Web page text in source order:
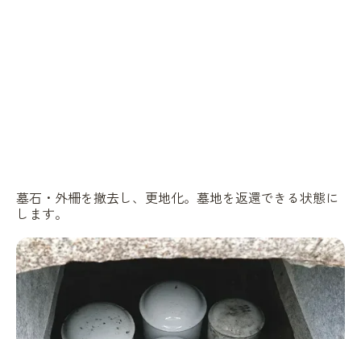
墓石・外柵を撤去し、更地化。墓地を返還できる状態に
します。